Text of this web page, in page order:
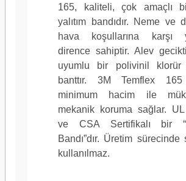
Ürün Rengi
Raf ömrü
165, kaliteli, çok amaçlı
yalıtım bandıdır.
Neme ve
hava koşullarına karşı
dirence sahiptir. Alev
uyumlu bir polivinil klorür
banttır. 3M Temflex 165
minimum hacim ile
mekanik koruma sağlar.
ve CSA Sertifikalı bir
Bandı”dır. Üretim sürecinde
kullanılmaz.